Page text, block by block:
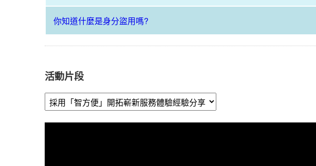
午
段
議
研
會
暨
演
你知道什麼是身分盜用嗎?
活動片段